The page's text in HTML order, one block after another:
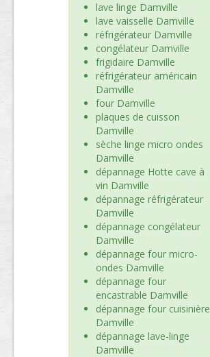
lave linge Damville
lave vaisselle Damville
réfrigérateur Damville
congélateur Damville
frigidaire Damville
réfrigérateur américain
Damville
four Damville
plaques de cuisson
Damville
sèche linge micro ondes
Damville
dépannage Hotte cave à
vin Damville
dépannage réfrigérateur
Damville
dépannage congélateur
Damville
dépannage four micro-
ondes Damville
dépannage four
encastrable Damville
dépannage four cuisinière
Damville
dépannage lave-linge
Damville